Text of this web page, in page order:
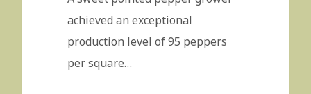
achieved an exceptional
production level of 95 peppers
per square…